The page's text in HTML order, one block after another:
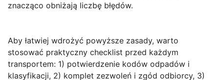
znacząco obniżają liczbę błędów.
Aby łatwiej wdrożyć powyższe zasady, warto
stosować praktyczny checklist przed każdym
transportem: 1) potwierdzenie kodów odpadów i
klasyfikacji, 2) komplet zezwoleń i zgód odbiorcy, 3)